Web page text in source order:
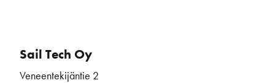
Sail Tech Oy
Veneentekijäntie 2